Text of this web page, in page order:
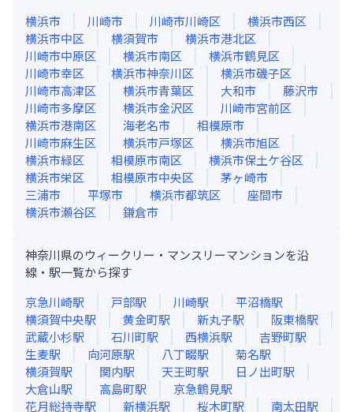
横浜市
川崎市 川崎市川崎区
横浜市西区
横浜市中区
横須賀市
横浜市港北区
川崎市中原区
横浜市南区
横浜市鶴見区
川崎市幸区
横浜市神奈川区
横浜市磯子区
川崎市高津区
横浜市青葉区 大和市
藤沢市
川崎市多摩区
横浜市金沢区
川崎市宮前区
横浜市港南区
海老名市
相模原市
川崎市麻生区
横浜市戸塚区
横浜市旭区
横浜市緑区
相模原市南区
横浜市保土ケ谷区
横浜市栄区
相模原市中央区
茅ヶ崎市
三浦市
平塚市 横浜市都筑区
座間市
横浜市瀬谷区
鎌倉市
神奈川県のウィークリー・マンスリーマンションを沿
線・駅一覧から探す
京急川崎駅 戸部駅 川崎駅 平沼橋駅
横須賀中央駅 黄金町駅 新丸子駅 阪東橋駅
武蔵小杉駅 石川町駅 西横浜駅 吉野町駅
生麦駅 向河原駅 八丁畷駅 菊名駅
横須賀駅 関内駅 天王町駅 日ノ出町駅
大倉山駅 高島町駅 京急鶴見駅
花月総持寺駅 新横浜駅 桜木町駅 南太田駅